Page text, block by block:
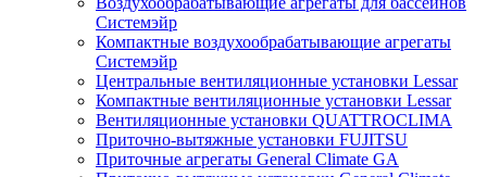
Системэйр
Компактные воздухообрабатывающие агрегаты
Системэйр
Центральные вентиляционные установки Lessar
Компактные вентиляционные установки Lessar
Вентиляционные установки QUATTROCLIMA
Приточно-вытяжные установки FUJITSU
Приточные агрегаты General Climate GA